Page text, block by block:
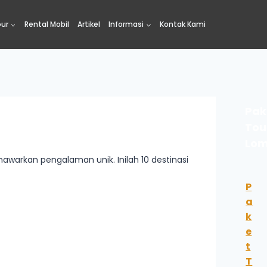
Rental Mobil Artikel Informasi Kontak Kami
pengalaman unik. Inilah 10 destinasi
P
a
k
e
t
T